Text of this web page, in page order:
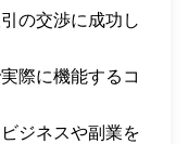
の交渉に成功し
際に機能するコ
ジネスや副業を